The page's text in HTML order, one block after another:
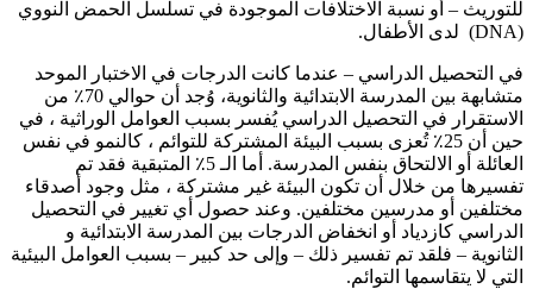
للتوريث – أو نسبة الاختلافات الموجودة في تسلسل الحمض النووي
(DNA) لدى الأطفال.
في التحصيل الدراسي – عندما كانت الدرجات في الاختبار الموحد
متشابهة بين المدرسة الابتدائية والثانوية، وُجد أن حوالي 70٪ من
الاستقرار في التحصيل الدراسي يُفسر بسبب العوامل الوراثية ، في
حين أن 25٪ تُعزى بسبب البيئة المشتركة للتوائم ، كالنمو في نفس
العائلة أو الالتحاق بنفس المدرسة. أما الـ 5٪ المتبقية فقد تم
تفسيرها من خلال أن تكون البيئة غير مشتركة ، مثل وجود أصدقاء
مختلفين أو مدرسين مختلفين. وعند حصول أي تغيير في التحصيل
الدراسي كازدياد أو انخفاض الدرجات بين المدرسة الابتدائية و
الثانوية – فلقد تم تفسير ذلك – وإلى حد كبير – بسبب العوامل البيئية
التي لا يتقاسمها التوائم.